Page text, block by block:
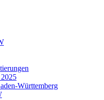
Württemberg